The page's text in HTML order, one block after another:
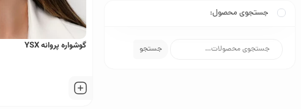
جستجوی محصول:
جستجو گوشواره پروانه YSX